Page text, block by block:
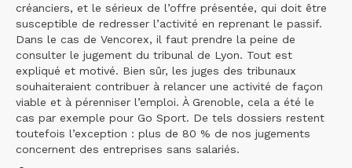
créanciers, et le sérieux de l’offre présentée, qui doit être
susceptible de redresser l’activité en reprenant le passif.
Dans le cas de Vencorex, il faut prendre la peine de
consulter le jugement du tribunal de Lyon. Tout est
expliqué et motivé. Bien sûr, les juges des tribunaux
souhaiteraient contribuer à relancer une activité de façon
viable et à pérenniser l’emploi. À Grenoble, cela a été le
cas par exemple pour Go Sport. De tels dossiers restent
toutefois l’exception : plus de 80 % de nos jugements
concernent des entreprises sans salariés.